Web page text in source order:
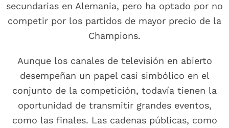
secundarias en Alemania, pero ha optado por no
competir por los partidos de mayor precio de la
Champions.
Aunque los canales de televisión en abierto
desempeñan un papel casi simbólico en el
conjunto de la competición, todavía tienen la
oportunidad de transmitir grandes eventos,
como las finales. Las cadenas públicas, como